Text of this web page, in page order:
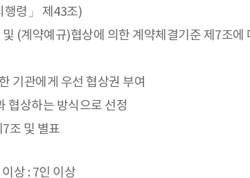
행령」 제43조)
(계약예규)협상에 의한 계약체결기준 제7조에
기관에게 우선 협상권 부여
협상하는 방식으로 선정
조 및 별표
상 : 7인 이상